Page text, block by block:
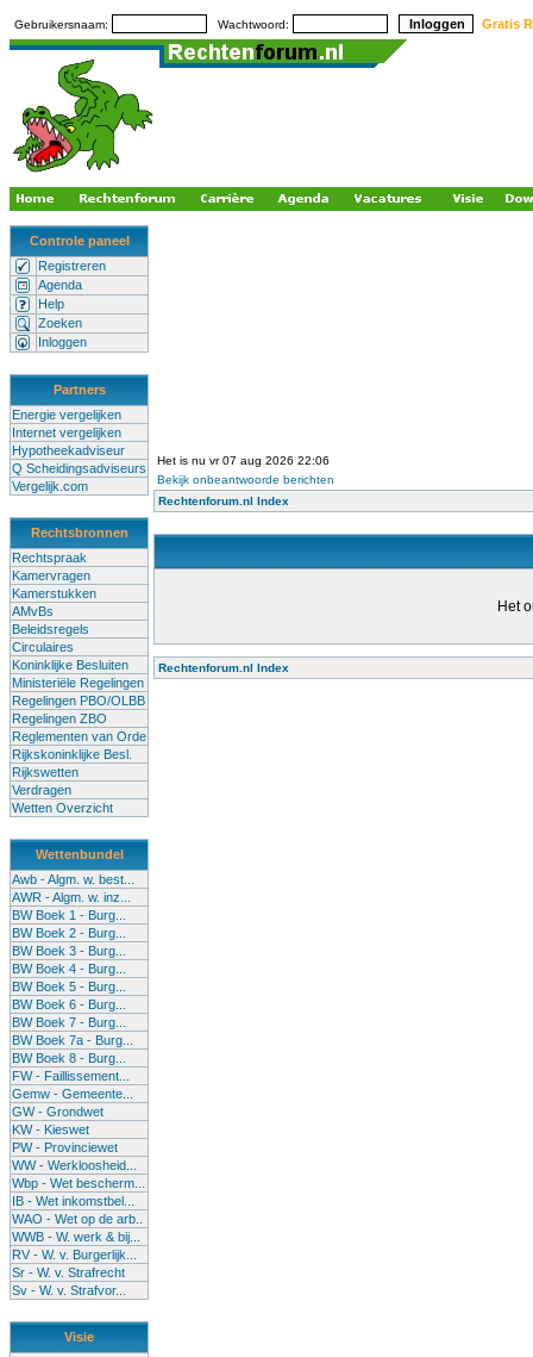
Gebruikersnaam: Wachtwoord: Gratis
Controle paneel
Registreren
Agenda
Help
Zoeken
Inloggen
Partners
Energie vergelijken
Internet vergelijken
Hypotheekadviseur
Q Scheidingsadviseurs
Vergelijk.com
Rechtsbronnen
Rechtspraak
Kamervragen
Kamerstukken
AMvBs
Beleidsregels
Circulaires
Koninklijke Besluiten
Ministeriële Regelingen
Regelingen PBO/OLBB
Regelingen ZBO
Reglementen van Orde
Rijkskoninklijke Besl.
Rijkswetten
Verdragen
Wetten Overzicht
Wettenbundel
Awb - Algm. w. best...
AWR - Algm. w. inz...
BW Boek 1 - Burg...
BW Boek 2 - Burg...
BW Boek 3 - Burg...
BW Boek 4 - Burg...
BW Boek 5 - Burg...
BW Boek 6 - Burg...
BW Boek 7 - Burg...
BW Boek 7a - Burg...
BW Boek 8 - Burg...
FW - Faillissement...
Gemw - Gemeente...
GW - Grondwet
KW - Kieswet
PW - Provinciewet
WW - Werkloosheid...
Wbp - Wet bescherm...
IB - Wet inkomstbel...
WAO - Wet op de arb..
WWB - W. werk & bij...
RV - W. v. Burgerlijk...
Sr - W. v. Strafrecht
Sv - W. v. Strafvor...
Visie
Het is nu vr 07 aug 2026 22:06
Bekijk onbeantwoorde berichten
Rechtenforum.nl Index
Het
Rechtenforum.nl Index